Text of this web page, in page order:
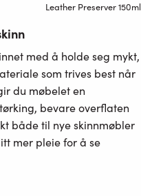
Leather Preserver 150ml
med å holde seg mykt,
som trives best når
du møbelet en
bevare overflaten
både til nye skinnmøbler
mer pleie for å se